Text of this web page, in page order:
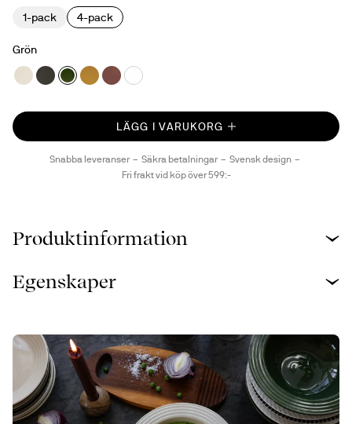
1-pack 4-pack
Grön
LÄGG I VARUKORG
Snabba leveranser Säkra betalningar
Svensk design
Fri frakt vid köp över 599:-
Produktinformation
Egenskaper